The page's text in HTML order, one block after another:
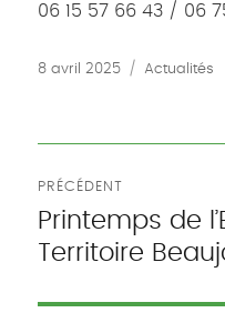
06 15 57 66 43 / 06
Publié
8 avril 2025 Catégories
Actualités
de
l’article
PRÉCÉDENT
Publication
précédente :
Printemps de
Territoire